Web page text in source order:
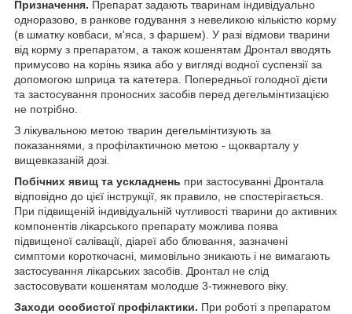
Призначення. Препарат задають тваринам індивідуально
одноразово, в ранкове годування з невеликою кількістю корму
(в шматку ковбаси, м'яса, з фаршем). У разі відмови тварини
від корму з препаратом, а також кошенятам Дронтал вводять
примусово на корінь язика або у вигляді водної суспензії за
допомогою шприца та катетера. Попередньої голодної дієти
та застосування проносних засобів перед дегельмінтизацією
не потрібно.
З лікувальною метою тварин дегельмінтизують за
показаннями, з профілактичною метою - щокварталу у
вищевказаній дозі.
Побічних явищ та ускладнень при застосуванні Дронтала
відповідно до цієї інструкції, як правило, не спостерігається.
При підвищеній індивідуальній чутливості тварини до активних
компонентів лікарського препарату можлива поява
підвищеної салівації, діареї або блювання, зазначені
симптоми короткочасні, мимовільно зникають і не вимагають
застосування лікарських засобів. Дронтал не слід
застосовувати кошенятам молодше 3-тижневого віку.
Заходи особистої профілактики. При роботі з препаратом